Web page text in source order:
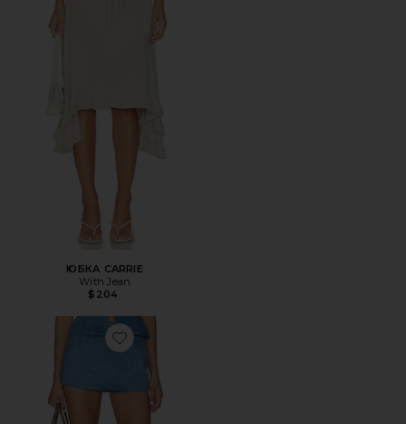
ЮБКА CARRIE
With Jean
$204
Favorite ЮБКА-ШОРТЫ MABEL